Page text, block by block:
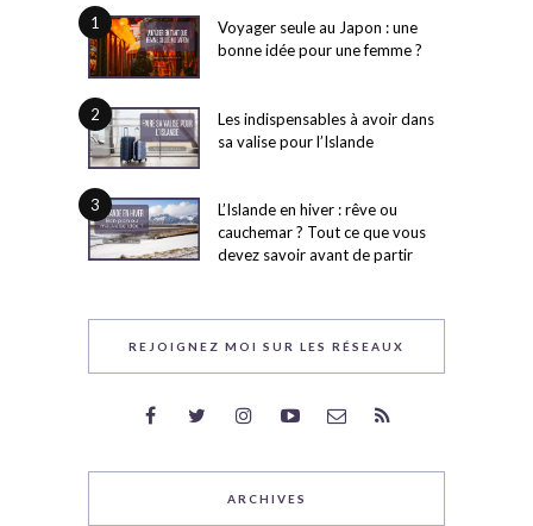
1
Voyager seule au Japon : une
bonne idée pour une femme ?
2
Les indispensables à avoir dans
sa valise pour l’Islande
3
L’Islande en hiver : rêve ou
cauchemar ? Tout ce que vous
devez savoir avant de partir
REJOIGNEZ MOI SUR LES RÉSEAUX
ARCHIVES